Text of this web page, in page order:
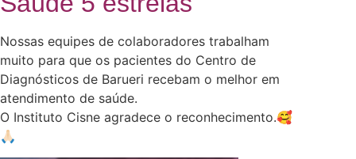
Nossas equipes de colaboradores trabalham
muito para que os pacientes do Centro de
Diagnósticos de Barueri recebam o melhor em
atendimento de saúde.
O Instituto Cisne agradece o reconhecimento.🥰
🙏🏻